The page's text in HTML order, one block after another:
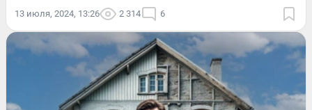
13 июля, 2024, 13:26 2 314 6